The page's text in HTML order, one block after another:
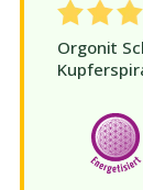
Orgonit